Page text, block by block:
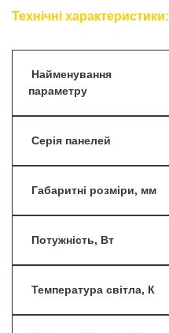
Технічні характеристики:
Найменування
параметру
Серія панелей
Габаритні розміри, мм
Потужність, Вт
Температура світла, К